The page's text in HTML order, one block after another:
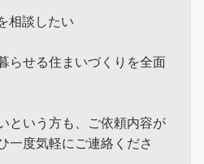
相談したい
らせる住まいづくりを全面
という方も、ご依頼内容が
一度気軽にご連絡くださ